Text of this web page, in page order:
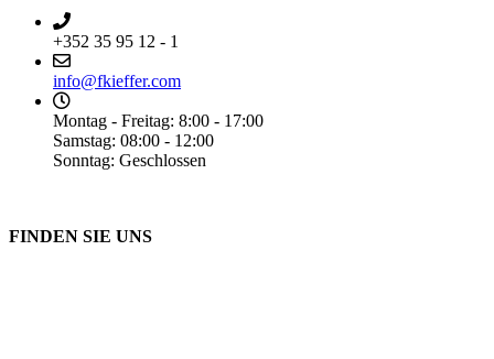
+352 35 95 12 - 1
info@fkieffer.com
Montag - Freitag: 8:00 - 17:00
Samstag: 08:00 - 12:00
Sonntag: Geschlossen
FINDEN SIE UNS